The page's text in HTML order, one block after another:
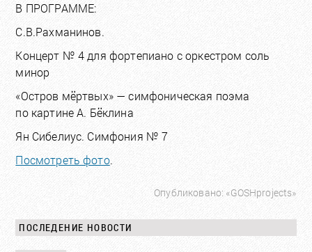
В ПРОГРАММЕ:
С.В.Рахманинов.
Концерт № 4 для фортепиано с оркестром соль
минор
«Остров мёртвых» — симфоническая поэма
по картине А. Бёклина
Ян Сибелиус. Симфония № 7
Посмотреть фото.
Опубликовано: «GOSHprojects»
ПОСЛЕДЕНИЕ НОВОСТИ